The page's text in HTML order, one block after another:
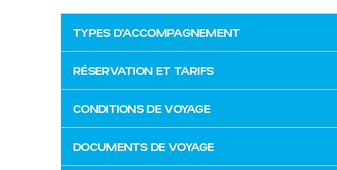
TYPES D'ACCOMPAGNEMENT
RÉSERVATION ET TARIFS
CONDITIONS DE VOYAGE
DOCUMENTS DE VOYAGE